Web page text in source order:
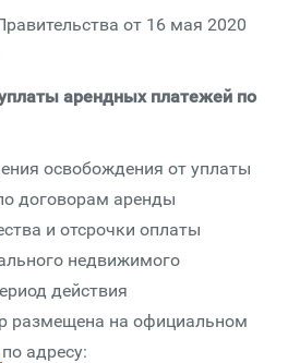
от 16 мая 2020
арендных платежей по
освобождения от уплаты
договорам аренды
и отсрочки оплаты
недвижимого
действия
размещена на официальном
по адресу: